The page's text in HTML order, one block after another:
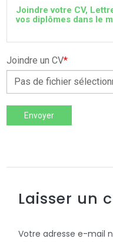
Joindre votre CV,
vos diplômes dans le
Joindre un CV*
Pas de fichier
Envoyer
Laisser un
Votre adresse e-mail